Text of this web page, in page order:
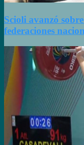
Scioli avanzó
federaciones